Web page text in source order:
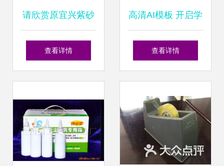
请欣赏原宜兴紫砂
二厂早期精品茶壶
查看详情
高清AI模板 开启学
生用品图片设计新
查看详情